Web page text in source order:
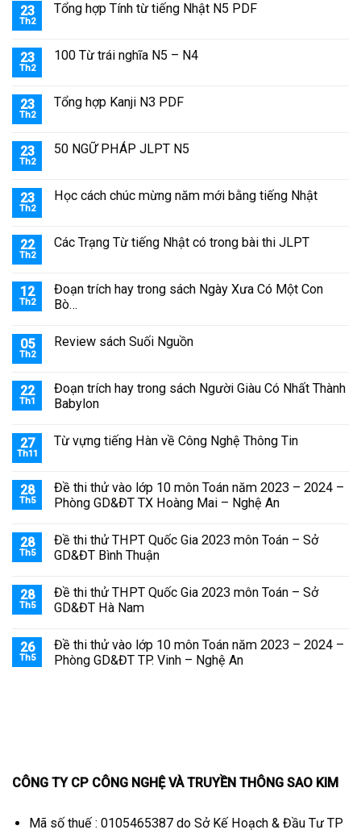
23
Th2
Tổng hợp Tính từ tiếng Nhật N5 PDF
23
Th2
100 Từ trái nghĩa N5 – N4
23
Th2
Tổng hợp Kanji N3 PDF
23
Th2
50 NGỮ PHÁP JLPT N5
23
Th2
Học cách chúc mừng năm mới bằng tiếng Nhật
22
Th2
Các Trạng Từ tiếng Nhật có trong bài thi JLPT
12
Th2
Đoạn trích hay trong sách Ngày Xưa Có Một Con
Bò…
05
Th2
Review sách Suối Nguồn
22
Th1
Đoạn trích hay trong sách Người Giàu Có Nhất Thành
Babylon
27
Th11
Từ vựng tiếng Hàn về Công Nghệ Thông Tin
28
Th5
Đề thi thử vào lớp 10 môn Toán năm 2023 – 2024 –
Phòng GD&ĐT TX Hoàng Mai – Nghệ An
28
Th5
Đề thi thử THPT Quốc Gia 2023 môn Toán – Sở
GD&ĐT Bình Thuận
28
Th5
Đề thi thử THPT Quốc Gia 2023 môn Toán – Sở
GD&ĐT Hà Nam
26
Th5
Đề thi thử vào lớp 10 môn Toán năm 2023 – 2024 –
Phòng GD&ĐT TP. Vinh – Nghệ An
CÔNG TY CP CÔNG NGHỆ VÀ TRUYỀN THÔNG SAO KIM
Mã số thuế : 0105465387 do Sở Kế Hoạch & Đầu Tư TP